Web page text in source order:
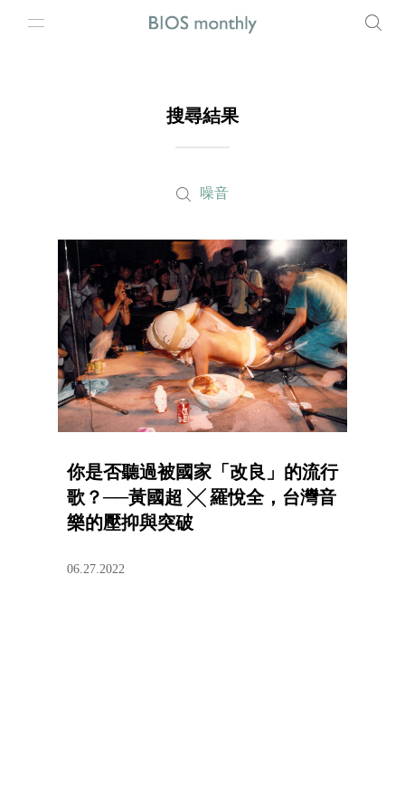
搜尋結果
噪音
你是否聽過被國家「改良」的流行
歌？──黃國超 ╳ 羅悅全，台灣音
樂的壓抑與突破
06.27.2022